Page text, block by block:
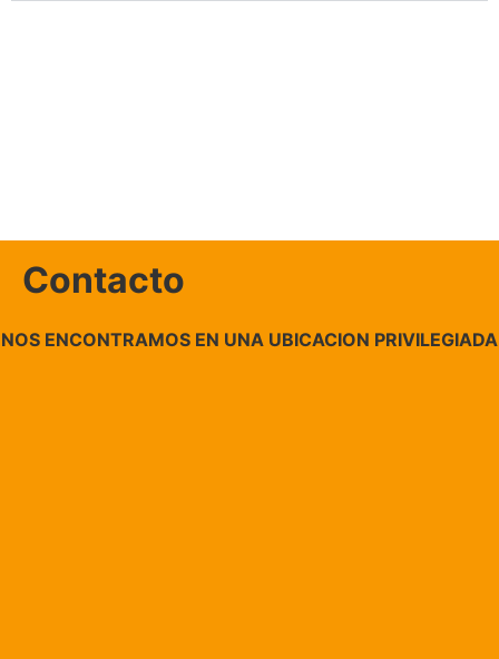
Contacto
NOS ENCONTRAMOS EN UNA UBICACION PRIVILEGIADA